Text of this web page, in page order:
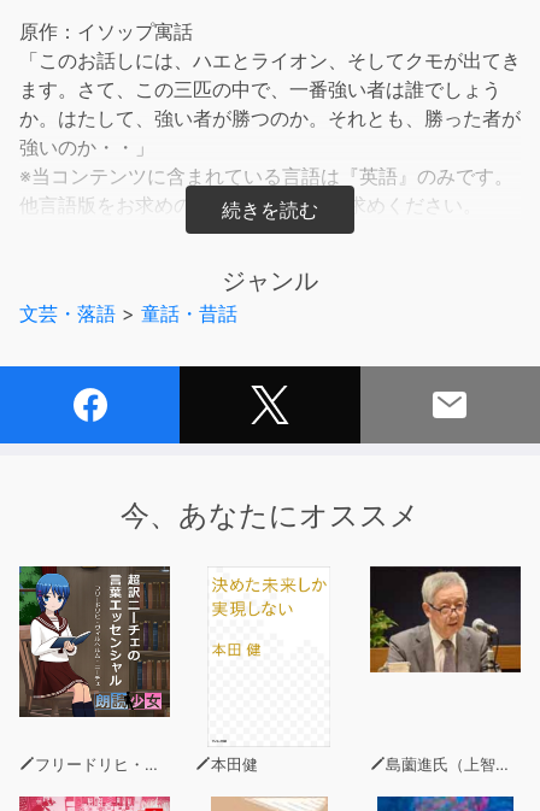
原作：イソップ寓話
「このお話しには、ハエとライオン、そしてクモが出てき
ます。さて、この三匹の中で、一番強い者は誰でしょう
か。はたして、強い者が勝つのか。それとも、勝った者が
強いのか・・」
※当コンテンツに含まれている言語は『英語』のみです。
他言語版をお求めの方は、別途お買い求めください。
BGMなし版もセットで収録されています。別売りのイラ
言語学習用にも最適です。
公式サイト http://yellow-bird.info
ジャンル
文芸・落語 > 童話・昔話
今、あなたにオススメ
フリードリヒ・ヴィルヘルム・ニーチェ 本田健 島薗進氏（上智大学グリーフケア研究所長）